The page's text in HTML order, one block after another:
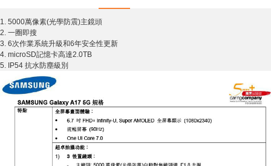
1. 5000萬像素(光學防震)主鏡頭
2. 一圈即搜
3. 6次作業系統升級和6年安全性更新
4. microSD記憶卡高達2.0TB
5. IP54 抗水防塵級別